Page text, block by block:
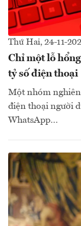
Thứ Hai, 24-11-
Chỉ một lỗ
tỷ số điện thoại
Một nhóm nghiên
điện thoại người
WhatsApp…